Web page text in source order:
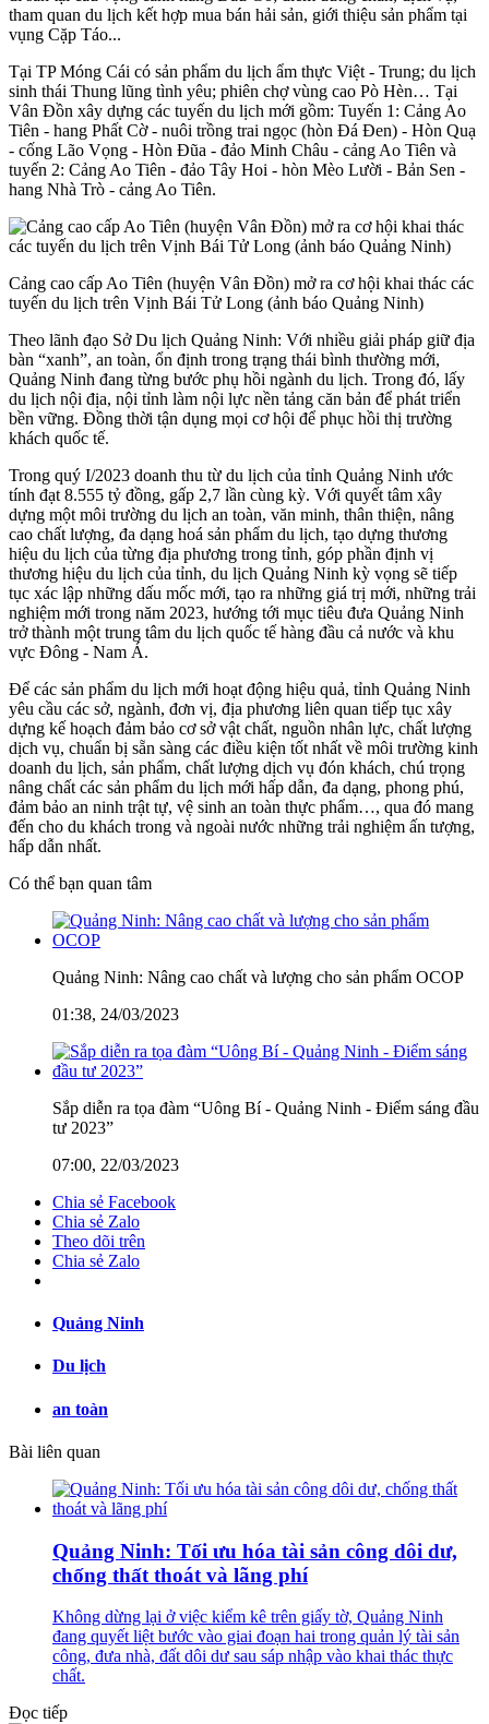
tham quan du lịch kết hợp mua bán hải sản, giới thiệu sản phẩm tại
vụng Cặp Táo...
Tại TP Móng Cái có sản phẩm du lịch ẩm thực Việt - Trung; du lịch
sinh thái Thung lũng tình yêu; phiên chợ vùng cao Pò Hèn… Tại
Vân Đồn xây dựng các tuyến du lịch mới gồm: Tuyến 1: Cảng Ao
Tiên - hang Phất Cờ - nuôi trồng trai ngọc (hòn Đá Đen) - Hòn Quạ
- cống Lão Vọng - Hòn Đũa - đảo Minh Châu - cảng Ao Tiên và
tuyến 2: Cảng Ao Tiên - đảo Tây Hoi - hòn Mèo Lười - Bản Sen -
hang Nhà Trò - cảng Ao Tiên.
Cảng cao cấp Ao Tiên (huyện Vân Đồn) mở ra cơ hội khai thác các
tuyến du lịch trên Vịnh Bái Tử Long (ảnh báo Quảng Ninh)
Theo lãnh đạo Sở Du lịch Quảng Ninh: Với nhiều giải pháp giữ địa
bàn “xanh”, an toàn, ổn định trong trạng thái bình thường mới,
Quảng Ninh đang từng bước phụ hồi ngành du lịch. Trong đó, lấy
du lịch nội địa, nội tỉnh làm nội lực nền tảng căn bản để phát triển
bền vững. Đồng thời tận dụng mọi cơ hội để phục hồi thị trường
khách quốc tế.
Trong quý I/2023 doanh thu từ du lịch của tỉnh Quảng Ninh ước
tính đạt 8.555 tỷ đồng, gấp 2,7 lần cùng kỳ. Với quyết tâm xây
dựng một môi trường du lịch an toàn, văn minh, thân thiện, nâng
cao chất lượng, đa dạng hoá sản phẩm du lịch, tạo dựng thương
hiệu du lịch của từng địa phương trong tỉnh, góp phần định vị
thương hiệu du lịch của tỉnh, du lịch Quảng Ninh kỳ vọng sẽ tiếp
tục xác lập những dấu mốc mới, tạo ra những giá trị mới, những trải
nghiệm mới trong năm 2023, hướng tới mục tiêu đưa Quảng Ninh
trở thành một trung tâm du lịch quốc tế hàng đầu cả nước và khu
vực Ðông - Nam Á.
Để các sản phẩm du lịch mới hoạt động hiệu quả, tỉnh Quảng Ninh
yêu cầu các sở, ngành, đơn vị, địa phương liên quan tiếp tục xây
dựng kế hoạch đảm bảo cơ sở vật chất, nguồn nhân lực, chất lượng
dịch vụ, chuẩn bị sẵn sàng các điều kiện tốt nhất về môi trường kinh
doanh du lịch, sản phẩm, chất lượng dịch vụ đón khách, chú trọng
nâng chất các sản phẩm du lịch mới hấp dẫn, đa dạng, phong phú,
đảm bảo an ninh trật tự, vệ sinh an toàn thực phẩm…, qua đó mang
đến cho du khách trong và ngoài nước những trải nghiệm ấn tượng,
hấp dẫn nhất.
Có thể bạn quan tâm
Quảng Ninh: Nâng cao chất và lượng cho sản phẩm OCOP
01:38, 24/03/2023
Sắp diễn ra tọa đàm “Uông Bí - Quảng Ninh - Điểm sáng đầu
tư 2023”
07:00, 22/03/2023
Chia sẻ Facebook
Chia sẻ Zalo
Theo dõi trên
Chia sẻ Zalo
Quảng Ninh
Du lịch
an toàn
Bài liên quan
Quảng Ninh: Tối ưu hóa tài sản công dôi dư,
chống thất thoát và lãng phí
Không dừng lại ở việc kiểm kê trên giấy tờ, Quảng Ninh
đang quyết liệt bước vào giai đoạn hai trong quản lý tài sản
công, đưa nhà, đất dôi dư sau sáp nhập vào khai thác thực
chất.
Đọc tiếp